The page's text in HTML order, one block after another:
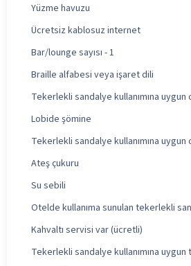
Yüzme havuzu
Ücretsiz kablosuz internet
Bar/lounge sayısı - 1
Braille alfabesi veya işaret dili
Tekerlekli sandalye kullanımına
Lobide şömine
Tekerlekli sandalye kullanımına uygun
Ateş çukuru
Su sebili
Otelde kullanıma sunulan tekerlekli
Kahvaltı servisi var (ücretli)
Tekerlekli sandalye kullanımına uygun